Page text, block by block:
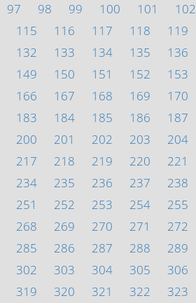
97 98 99 100 101 102
115 116 117 118 119
132 133 134 135 136
149 150 151 152 153
166 167 168 169 170
183 184 185 186 187
200 201 202 203 204
217 218 219 220 221
234 235 236 237 238
251 252 253 254 255
268 269 270 271 272
285 286 287 288 289
302 303 304 305 306
319 320 321 322 323